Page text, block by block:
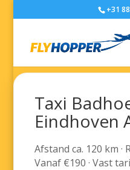
+31
Taxi
Eindhoven
Afstand ca. 120 km ·
Vanaf €190 · Vast